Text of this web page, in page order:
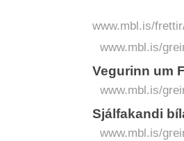
www.mbl.is/
www.mbl.is/
Vegurinn um
www.mbl.is/
Sjálfakandi
www.mbl.is/